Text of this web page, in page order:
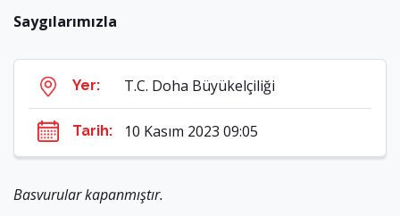
Saygılarımızla
Yer: T.C. Doha Büyükelçiliği
Tarih: 10 Kasım 2023 09:05
Basvurular kapanmıştır.